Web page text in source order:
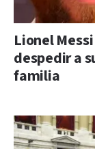
Lionel
despedir a
familia